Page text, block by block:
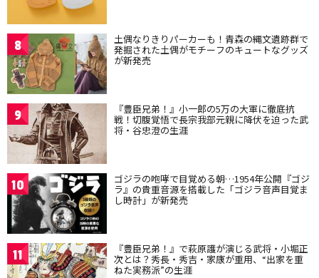
8 土偶なりきりパーカーも！青森の縄文遺跡群で
発掘された土偶がモチーフのキュートなグッズ
が新発売
9 『豊臣兄弟！』小一郎の5万の大軍に徹底抗
戦！切腹覚悟で長宗我部元親に降伏を迫った武
将・谷忠澄の生涯
10 ゴジラの咆哮で目覚める朝…1954年公開『ゴジ
ラ』の貴重音源を搭載した「ゴジラ音声目覚ま
し時計」が新発売
11 『豊臣兄弟！』で萩原護が演じる武将・小堀正
次とは？秀長・秀吉・家康が重用、“出家を重
ねた実務派”の生涯